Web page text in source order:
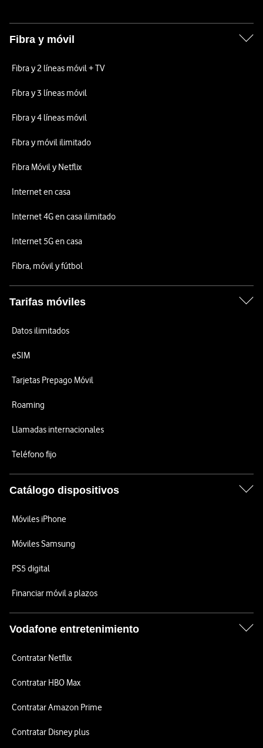
Fibra y móvil
Fibra y 2 líneas móvil + TV
Fibra y 3 líneas móvil
Fibra y 4 líneas móvil
Fibra y móvil ilimitado
Fibra Móvil y Netflix
Internet en casa
Internet 4G en casa ilimitado
Internet 5G en casa
Fibra, móvil y fútbol
Tarifas móviles
Datos ilimitados
eSIM
Tarjetas Prepago Móvil
Roaming
Llamadas internacionales
Teléfono fijo
Catálogo dispositivos
Móviles iPhone
Móviles Samsung
PS5 digital
Financiar móvil a plazos
Vodafone entretenimiento
Contratar Netflix
Contratar HBO Max
Contratar Amazon Prime
Contratar Disney plus